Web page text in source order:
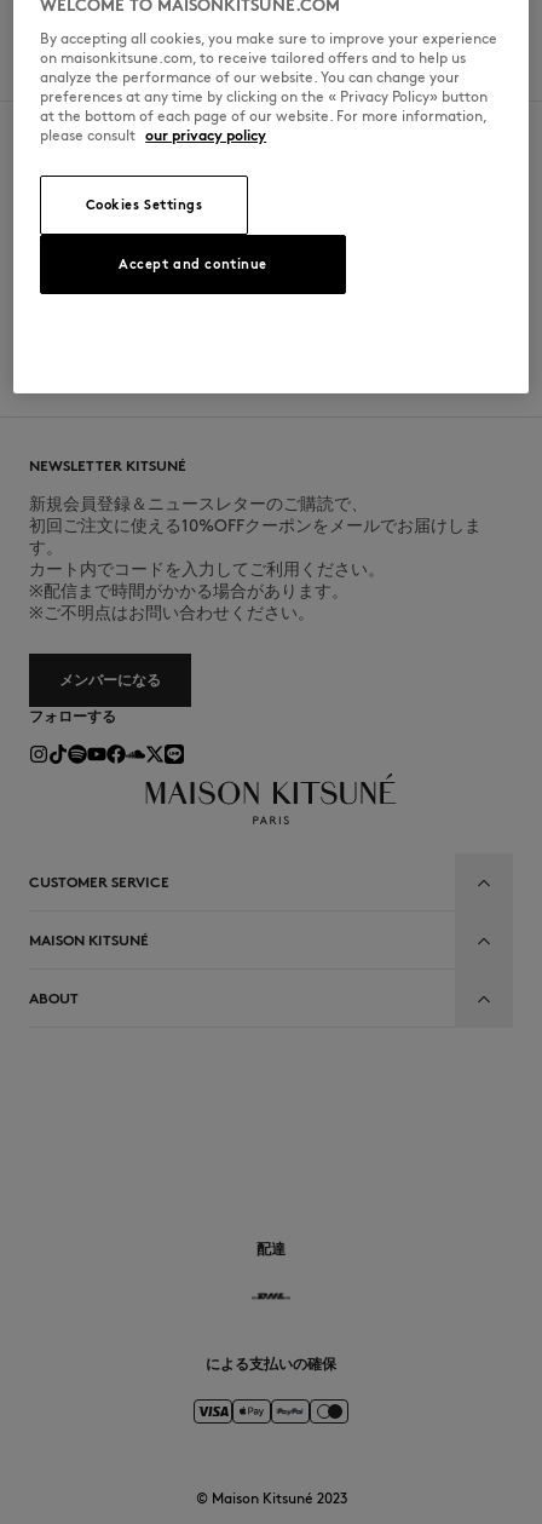
英語
SECURE PAYMENT
Visa, ApplePay, American Express,
NEWSLETTER KITSUNÉ
新規会員登録＆ニュースレターのご購読で、
初回ご注文に使える10%OFFクーポンをメールでお届けしま
す。
カート内でコードを入力してご利用ください。
※配信まで時間がかかる場合があります。
※ご不明点はお問い合わせください。
メンバーになる
フォローする
CUSTOMER SERVICE
MAISON KITSUNÉ
ABOUT
配達
による支払いの確保
© Maison Kitsuné 2023
WELCOME TO MAISONKITSUNE.COM
By accepting all cookies, you make sure to improve your experience
on maisonkitsune.com, to receive tailored offers and to help us
analyze the performance of our website. You can change your
preferences at any time by clicking on the « Privacy Policy» button
at the bottom of each page of our website. For more information,
please consult our privacy policy
Cookies Settings
Accept and continue